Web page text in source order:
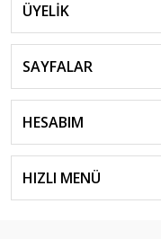
ÜYELİK
SAYFALAR
HESABIM
HIZLI MENÜ